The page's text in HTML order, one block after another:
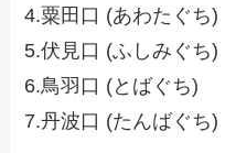
4.粟田口 (あわたぐち)
5.伏見口 (ふしみぐち)
6.鳥羽口 (とばぐち)
7.丹波口 (たんばぐち)